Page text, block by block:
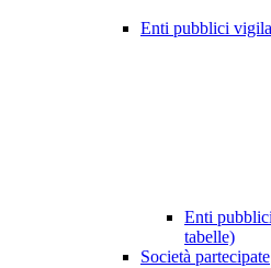
Enti pubblici
Enti
tabelle)
Società partecipate